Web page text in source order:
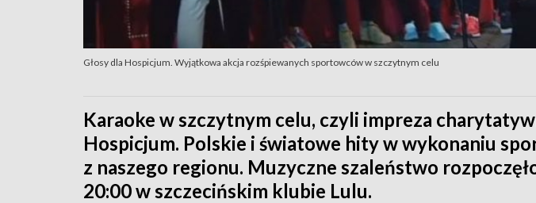
Głosy dla Hospicjum. Wyjątkowa akcja rozśpiewanych sportowców w szczytnym celu
Karaoke w szczytnym celu, czyli impreza
Hospicjum. Polskie i światowe hity w wykonaniu
z naszego regionu. Muzyczne szaleństwo
20:00 w szczecińskim klubie Lulu.